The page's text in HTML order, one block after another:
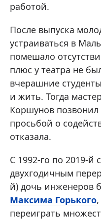
работой.
После выпуска
устраиваться в
помешало
плюс у театра не
вчерашние
и жить. Тогда
Коршунов позвонил
просьбой о
отказала.
С 1992-го по 2019-й
двухгодичным
й) дочь инженеров
Максима Горького
переиграть